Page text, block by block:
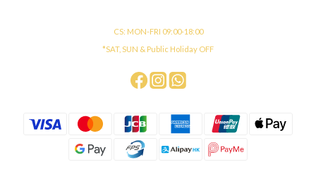
CS: MON-FRI 09:00-18:00
*SAT, SUN & Public Holiday OFF